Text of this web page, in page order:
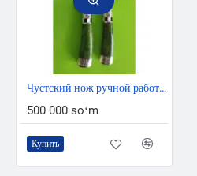
Чустский нож ручной работы - На Память 27 см
500 000 soʻm
Купить